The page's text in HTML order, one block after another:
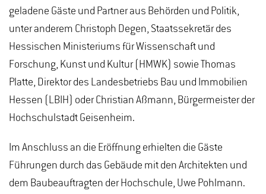
geladene Gäste und Partner aus Behörden und Politik,
unter anderem Christoph Degen, Staatssekretär des
Hessischen Ministeriums für Wissenschaft und
Forschung, Kunst und Kultur (HMWK) sowie Thomas
Platte, Direktor des Landesbetriebs Bau und Immobilien
Hessen (LBIH) oder Christian Aßmann, Bürgermeister der
Hochschulstadt Geisenheim.
Im Anschluss an die Eröffnung erhielten die Gäste
Führungen durch das Gebäude mit den Architekten und
dem Baubeauftragten der Hochschule, Uwe Pohlmann.